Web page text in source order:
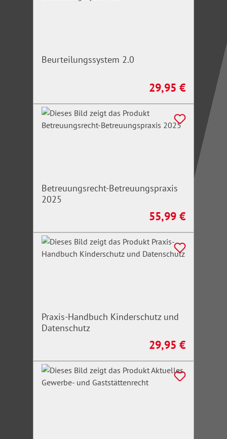
Beurteilungssystem 2.0
Regulärer Preis:
29,95 €
Betreuungsrecht-Betreuungspraxis
2025
Regulärer Preis:
55,99 €
Praxis-Handbuch Kinderschutz und
Datenschutz
Regulärer Preis:
29,95 €